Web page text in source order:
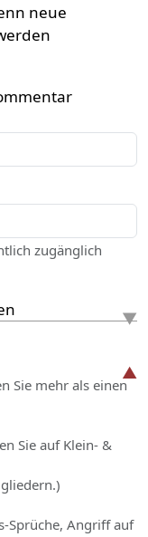
neue
zugänglich
Sie mehr als einen
Sie auf Klein- &
Sprüche, Angriff auf